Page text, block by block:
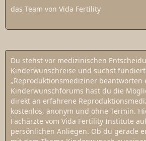
das Team von Vida Fertility
Du stehst vor medizinischen
Kinderwunschreise und suchst
„Reproduktionsmediziner beantworten
Kinderwunschforums hast du die
direkt an erfahrene
kostenlos, anonym und ohne Termin.
Fachärzte vom Vida Fertility Institute
persönlichen Anliegen. Ob du gerade